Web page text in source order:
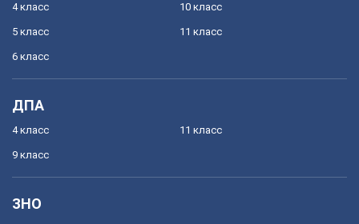
4 класс
5 класс
6 класс
10 класс
11 класс
ДПА
4 класс
9 класс
11 класс
ЗНО